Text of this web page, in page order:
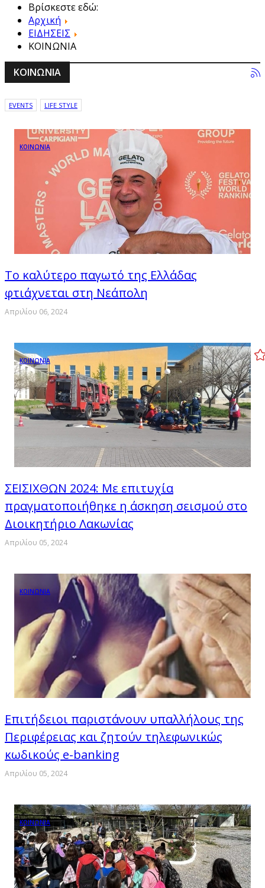
Βρίσκεστε εδώ:
Αρχική
ΕΙΔΗΣΕΙΣ
ΚΟΙΝΩΝΙΑ
ΚΟΙΝΩΝΙΑ
EVENTS LIFE STYLE
ΚΟΙΝΩΝΙΑ
Το καλύτερο παγωτό της Ελλάδας
φτιάχνεται στη Νεάπολη
Απριλίου 06, 2024
ΚΟΙΝΩΝΙΑ
ΣΕΙΣΙΧΘΩΝ 2024: Με επιτυχία
πραγματοποιήθηκε η άσκηση σεισμού στο
Διοικητήριο Λακωνίας
Απριλίου 05, 2024
ΚΟΙΝΩΝΙΑ
Επιτήδειοι παριστάνουν υπαλλήλους της
Περιφέρειας και ζητούν τηλεφωνικώς
κωδικούς e-banking
Απριλίου 05, 2024
ΚΟΙΝΩΝΙΑ